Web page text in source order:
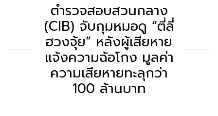
ตำรวจสอบสวนกลาง
(CIB) จับกุมหมอดู “ตี่ลี่
ฮวงจุ้ย” หลังผู้เสียหาย
แจ้งความฉ้อโกง มูลค่า
ความเสียหายทะลุกว่า
100 ล้านบาท